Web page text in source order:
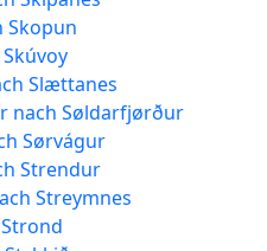
Skopun
Slættanes
nach Søldarfjørður
Sørvágur
Strendur
Streymnes